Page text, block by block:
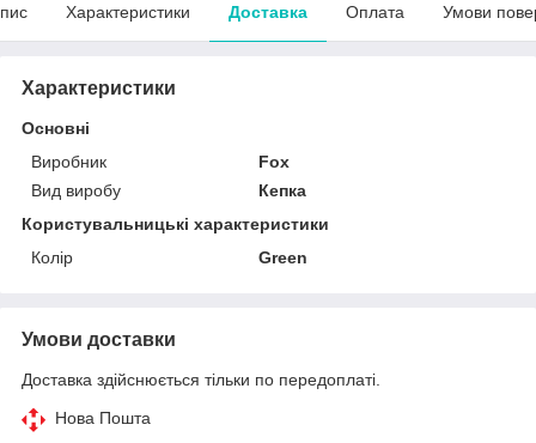
Характеристики Доставка Оплата Умови
Характеристики
Основні
Виробник
Fox
Вид виробу
Кепка
Користувальницькі характеристики
Колір
Green
Умови доставки
Доставка здійснюється тільки по передоплаті.
Нова Пошта